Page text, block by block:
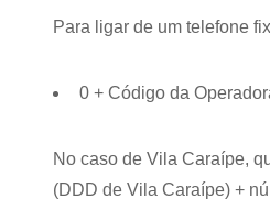
Para ligar de um telefone
0 + Código da
No caso de Vila Caraípe,
(DDD de Vila Caraípe) +